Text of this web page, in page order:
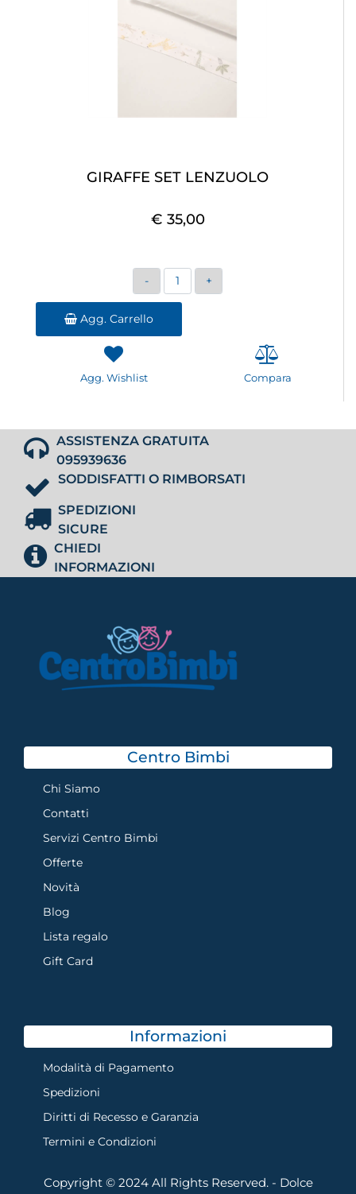
GIRAFFE SET LENZUOLO
€ 35,00
Quantità
Agg. Carrello
Agg. Wishlist Compara
ASSISTENZA GRATUITA
095939636
SODDISFATTI O RIMBORSATI
SPEDIZIONI
SICURE
CHIEDI
INFORMAZIONI
Centro Bimbi
Chi Siamo
Contatti
Servizi Centro Bimbi
Offerte
Novità
Blog
Lista regalo
Gift Card
Informazioni
Modalità di Pagamento
Spedizioni
Diritti di Recesso e Garanzia
Termini e Condizioni
Copyright © 2024 All Rights Reserved. - Dolce